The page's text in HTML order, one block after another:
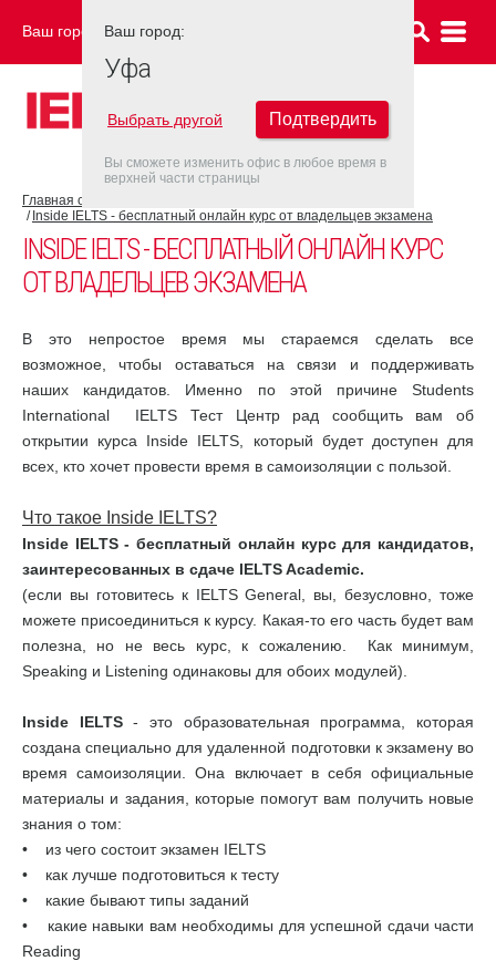
Ваш город: УФА
Главная страница
Inside IELTS - бесплатный онлайн курс от владельцев экзамена
INSIDE IELTS - БЕСПЛАТНЫЙ ОНЛАЙН КУРС
ОТ ВЛАДЕЛЬЦЕВ ЭКЗАМЕНА
В это непростое время мы стараемся сделать все
возможное, чтобы оставаться на связи и поддерживать
наших кандидатов. Именно по этой причине Students
International IELTS Тест Центр рад сообщить вам об
открытии курса Inside IELTS, который будет доступен для
всех, кто хочет провести время в самоизоляции с пользой.
Что такое Inside IELTS?
Inside IELTS - бесплатный онлайн курс для кандидатов,
заинтересованных в сдаче IELTS Academic.
(если вы готовитесь к IELTS General, вы, безусловно, тоже
можете присоединиться к курсу. Какая-то его часть будет вам
полезна, но не весь курс, к сожалению. Как минимум,
Speaking и Listening одинаковы для обоих модулей).
Inside IELTS- это образовательная программа, которая
создана специально для удаленной подготовки к экзамену во
время самоизоляции. Она включает в себя официальные
материалы и задания, которые помогут вам получить новые
знания о том:
• из чего состоит экзамен IELTS
• как лучше подготовиться к тесту
• какие бывают типы заданий
• какие навыки вам необходимы для успешной сдачи части
Reading
Ваш город:
Уфа
Выбрать другой Подтвердить
Вы сможете изменить офис в любое время в
верхней части страницы